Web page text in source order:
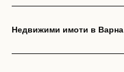
Недвижими имоти в Варна